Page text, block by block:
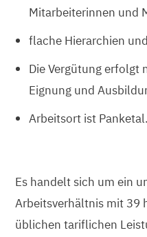
Mitarbeiterinnen und
flache Hierarchien
Die Vergütung erfolgt
Eignung und
Arbeitsort ist Panketal.
Es handelt sich um ein
Arbeitsverhältnis mit 39
üblichen tariflichen